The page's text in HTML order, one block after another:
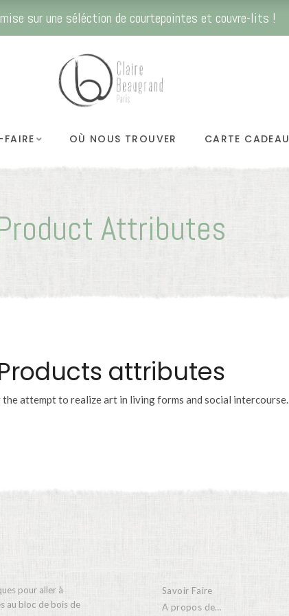
sur une séléction de courtepointes et couvre-lits !
OÙ NOUS TROUVER CARTE CADEAU
Attributes
attributes
the attempt to realize art in living forms and social intercourse.
pour aller à
au bloc de bois de
Savoir Faire
A propos de…